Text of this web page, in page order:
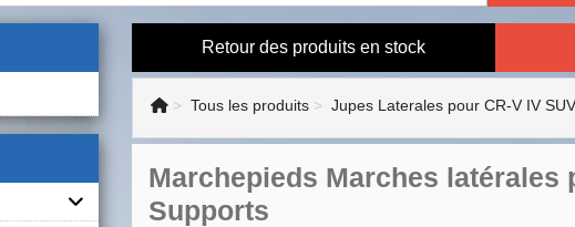
Retour des produits en stock
Tous les produits Jupes Laterales pour CR-V IV
Marchepieds Marches latérales
Supports